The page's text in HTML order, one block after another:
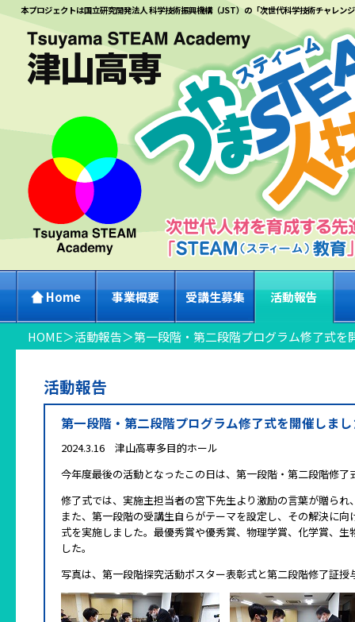
本プロジェクトは国立研究開発法人 科学技術振興機構（JST）の「次世代科学技術チャレン
Home 事業概要 受講生募集 活動報告
HOME＞活動報告＞第一段階・第二段階プログラム修了式を
活動報告
第一段階・第二段階プログラム修了式を開催しま
2024.3.16 津山高専多目的ホール
今年度最後の活動となったこの日は、第一段階・第二段階修
修了式では、実施主担当者の宮下先生より激励の言葉が贈ら
また、第一段階の受講生自らがテーマを設定し、その解決に
式を実施しました。最優秀賞や優秀賞、物理学賞、化学賞、
した。
写真は、第一段階探究活動ポスター表彰式と第二段階修了証授